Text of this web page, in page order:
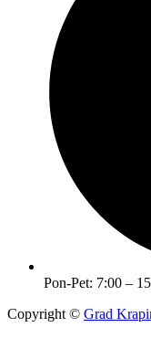
Pon-Pet: 7:00 –
Copyright © Grad